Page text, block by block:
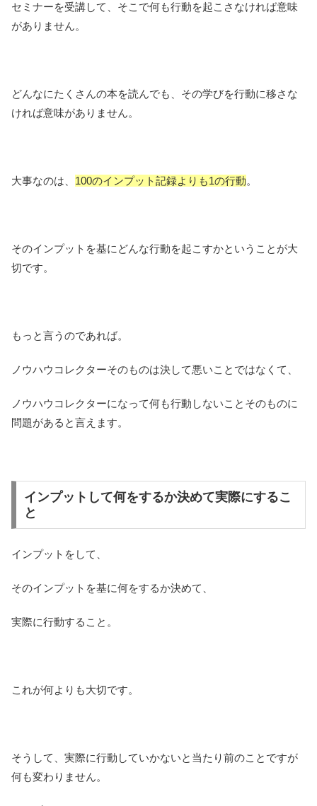
セミナーを受講して、そこで何も行動を起こさなければ意味
がありません。
どんなにたくさんの本を読んでも、その学びを行動に移さな
ければ意味がありません。
大事なのは、 100のインプット記録よりも1の行動。
そのインプットを基にどんな行動を起こすかということが大
切です。
もっと言うのであれば。
ノウハウコレクターそのものは決して悪いことではなくて、
ノウハウコレクターになって何も行動しないことそのものに
問題があると言えます。
インプットして何をするか決めて実際にするこ
と
インプットをして、
そのインプットを基に何をするか決めて、
実際に行動すること。
これが何よりも大切です。
そうして、実際に行動していかないと当たり前のことですが
何も変わりません。